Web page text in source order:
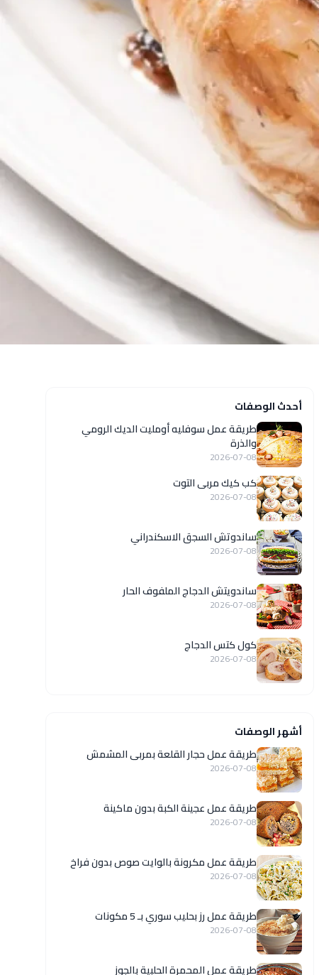
أحدث الوصفات
طريقة عمل سوفليه أومليت الديك الرومي
والذرة
2026-07-08
كب كيك مربى التوت
2026-07-08
ساندوتش السجق الاسكندراني
2026-07-08
ساندويتش الدجاج الملفوف الحار
2026-07-08
كول كتس الدجاج
2026-07-08
أشهر الوصفات
طريقة عمل حجار القلعة بمربى المشمش
2026-07-08
طريقة عمل عجينة الكبة بدون ماكينة
2026-07-08
طريقة عمل مكرونة بالوايت صوص بدون فراخ
2026-07-08
طريقة عمل رز بحليب سوري بـ 5 مكونات
2026-07-08
طريقة عمل المحمرة الحلبية بالجوز